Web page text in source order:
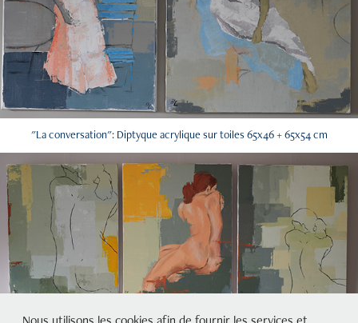
"La conversation": Diptyque acrylique sur toiles 65x46 + 65x54 cm